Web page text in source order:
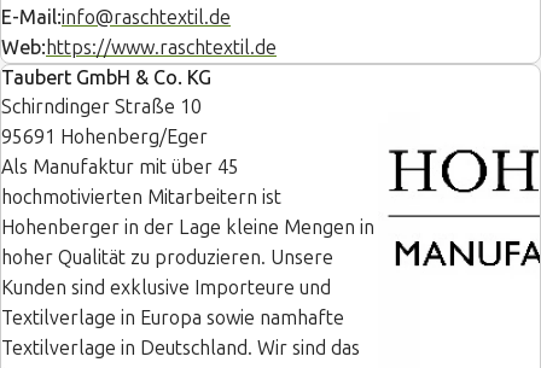
E-Mail:info@raschtextil.de
Web: https://www.raschtextil.de
Taubert GmbH & Co. KG
Schirndinger Straße 10
95691 Hohenberg/Eger
Als Manufaktur mit über 45
hochmotivierten Mitarbeitern ist
Hohenberger in der Lage kleine Mengen in
hoher Qualität zu produzieren. Unsere
Kunden sind exklusive Importeure und
Textilverlage in Europa sowie namhafte
Textilverlage in Deutschland. Wir sind das